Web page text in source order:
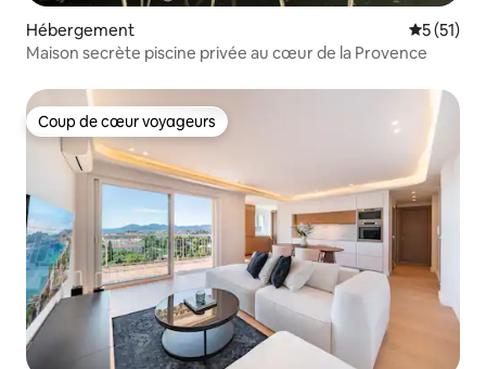
Hébergement
5 (51)
Maison secrète piscine privée au cœur de la Provence
Coup de cœur voyageurs
Coup de cœur voyageurs